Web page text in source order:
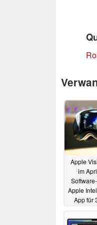
Apple
im
Apple
App für